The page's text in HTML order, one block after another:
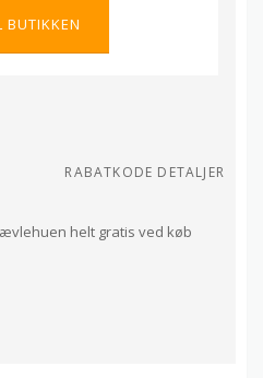
BUTIKKEN
RABATKODE DETALJER
helt gratis ved køb